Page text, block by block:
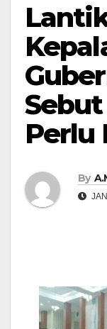
Perlu
By